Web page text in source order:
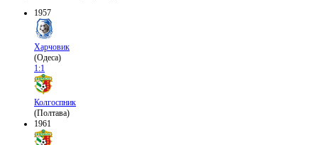
1957
Харчовик
(Одеса)
1:1
Колгоспник
(Полтава)
1961